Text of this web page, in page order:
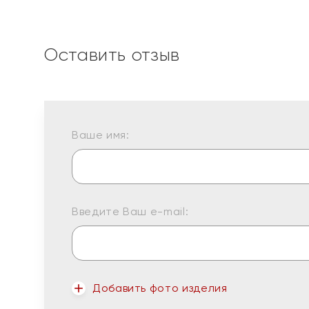
Оставить отзыв
Ваше имя:
Введите Ваш e-mail:
Добавить фото изделия